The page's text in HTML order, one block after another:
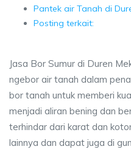
Pantek air Tanah di
Posting terkait:
Jasa Bor Sumur di Duren
ngebor air tanah dalam
bor tanah untuk memberi
menjadi aliran bening dan
terhindar dari karat dan
lainnya dan dapat juga di